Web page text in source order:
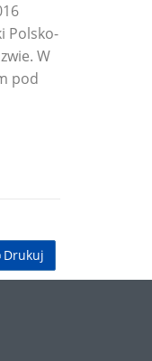
Polsko-
W
pod
Drukuj